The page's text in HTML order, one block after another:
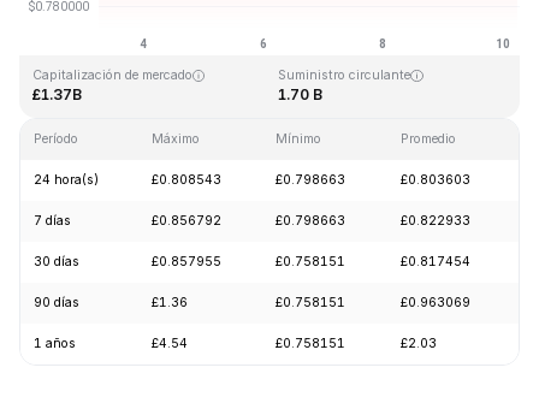
Capitalización de mercado
£1.37B
Suministro circulante
1.70 B
Período Máximo Mínimo Promedio
24 hora(s) £0.808543 £0.798663 £0.803603
7 días £0.856792 £0.798663 £0.822933
30 días £0.857955 £0.758151 £0.817454
90 días £1.36 £0.758151 £0.963069
1 años £4.54 £0.758151 £2.03